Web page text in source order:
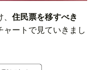
、住民票を移すべき
ャートで見ていきまし